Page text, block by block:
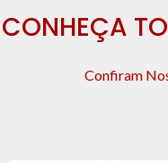
CONHEÇA
Confiram